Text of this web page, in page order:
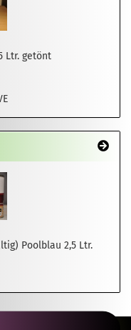
Ltr. getönt
Poolblau 2,5 Ltr.